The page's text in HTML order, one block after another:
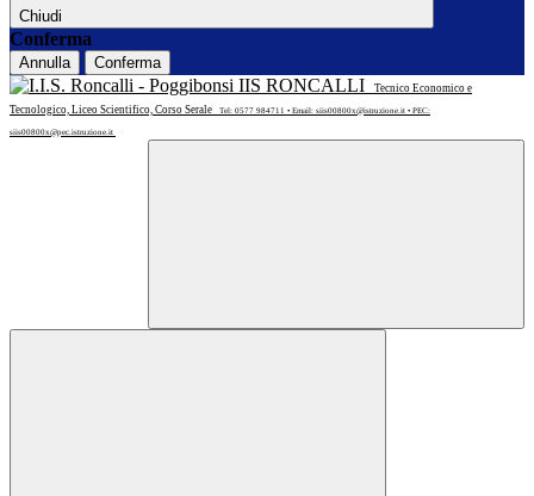
Chiudi
Conferma
Annulla Conferma
IIS RONCALLI
Tecnico Economico e
Tecnologico, Liceo Scientifico, Corso Serale
Tel: 0577 984711 • Email: siis00800x@istruzione.it • PEC:
siis00800x@pec.istruzione.it